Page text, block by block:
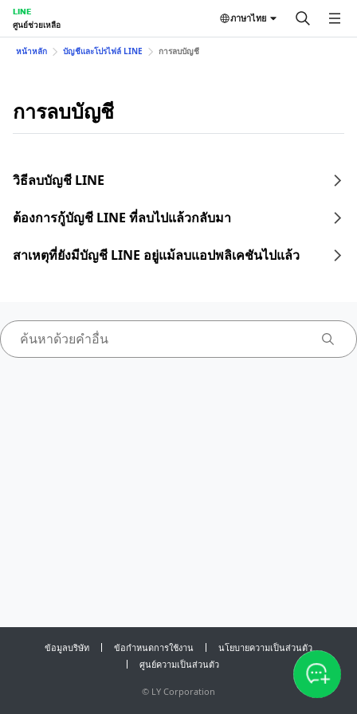
LINE
ศูนย์ช่วยเหลือ
ภาษาไทย
หน้าหลัก บัญชีและโปรไฟล์ LINE การลบบัญชี
การลบบัญชี
วิธีลบบัญชี LINE
ต้องการกู้บัญชี LINE ที่ลบไปแล้วกลับมา
สาเหตุที่ยังมีบัญชี LINE อยู่แม้ลบแอปพลิเคชันไปแล้ว
ข้อมูลบริษัท ข้อกำหนดการใช้งาน
นโยบายความเป็นส่วนตัว
ศูนย์ความเป็นส่วนตัว
© LY Corporation